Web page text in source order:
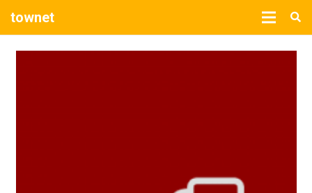
townet